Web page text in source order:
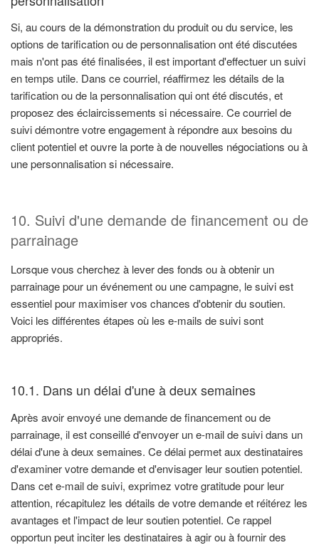
Si, au cours de la démonstration du produit ou du service, les
options de tarification ou de personnalisation ont été discutées
mais n'ont pas été finalisées, il est important d'effectuer un suivi
en temps utile. Dans ce courriel, réaffirmez les détails de la
tarification ou de la personnalisation qui ont été discutés, et
proposez des éclaircissements si nécessaire. Ce courriel de
suivi démontre votre engagement à répondre aux besoins du
client potentiel et ouvre la porte à de nouvelles négociations ou à
une personnalisation si nécessaire.
10. Suivi d'une demande de financement ou de
parrainage
Lorsque vous cherchez à lever des fonds ou à obtenir un
parrainage pour un événement ou une campagne, le suivi est
essentiel pour maximiser vos chances d'obtenir du soutien.
Voici les différentes étapes où les e-mails de suivi sont
appropriés.
10.1. Dans un délai d'une à deux semaines
Après avoir envoyé une demande de financement ou de
parrainage, il est conseillé d'envoyer un e-mail de suivi dans un
délai d'une à deux semaines. Ce délai permet aux destinataires
d'examiner votre demande et d'envisager leur soutien potentiel.
Dans cet e-mail de suivi, exprimez votre gratitude pour leur
attention, récapitulez les détails de votre demande et réitérez les
avantages et l'impact de leur soutien potentiel. Ce rappel
opportun peut inciter les destinataires à agir ou à fournir des